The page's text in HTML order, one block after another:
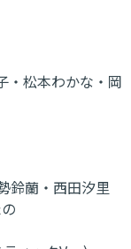
・松本わかな・岡
鈴蘭・西田汐里